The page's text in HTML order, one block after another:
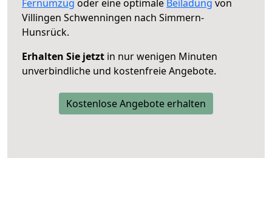
Fernumzug oder eine optimale Beiladung von
Villingen Schwenningen nach Simmern-
Hunsrück.
Erhalten Sie jetzt in nur wenigen Minuten
unverbindliche und kostenfreie Angebote.
Kostenlose Angebote erhalten